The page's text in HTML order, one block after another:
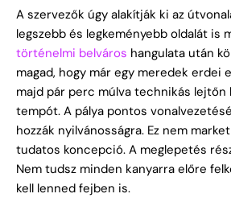
A szervezők úgy alakítják ki az
legszebb és legkeményebb oldalát is
történelmi belváros hangulata után
magad, hogy már egy meredek erdei
majd pár perc múlva technikás lejtőn
tempót. A pálya pontos
hozzák nyilvánosságra. Ez nem
tudatos koncepció. A meglepetés
Nem tudsz minden kanyarra előre
kell lenned fejben is.